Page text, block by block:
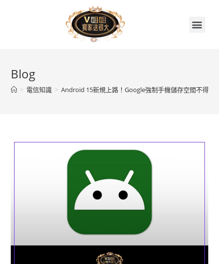
Blog
> 電信知識 > Android 15新規上路！Google強制手機儲存空間不得低